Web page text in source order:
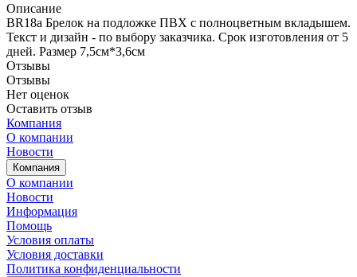
Описание
BR18a Брелок на подложке ПВХ с полноцветным вкладышем.
Текст и дизайн - по выбору заказчика. Срок изготовления от 5
дней. Размер 7,5см*3,6см
Отзывы
Отзывы
Нет оценок
Оставить отзыв
Компания
О компании
Новости
Компания
О компании
Новости
Информация
Помощь
Условия оплаты
Условия доставки
Политика конфиденциальности